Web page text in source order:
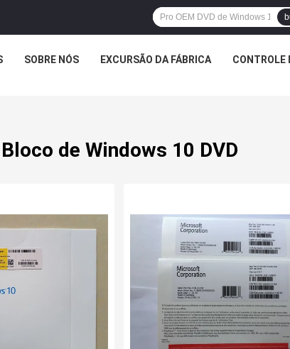
SOBRE NÓS EXCURSÃO DA FÁBRICA CONTROLE
Bloco de Windows 10 DVD